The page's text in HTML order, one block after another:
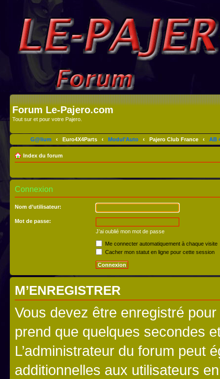
Forum Le-Pajero.com
Tout sur et pour votre Pajero.
G@lium ‹ Euro4X4Parts ‹ Modul'Auto ‹ Pajero Club France ‹ AB
Index du forum
Connexion
Nom d’utilisateur:
Mot de passe:
J’ai oublié mon mot de passe
Me connecter automatiquement à chaque visite
Cacher mon statut en ligne pour cette session
M’ENREGISTRER
Vous devez être enregistré
prend que quelques secondes
L’administrateur du forum peut
additionnelles aux utilisateurs